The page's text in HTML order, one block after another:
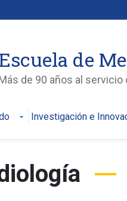
de
de 90 años al servicio
Investigación e